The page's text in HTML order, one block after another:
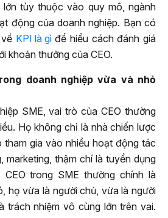
tùy thuộc vào quy mô, ngành
động của doanh nghiệp. Bạn có
KPI là gìđể hiểu cách đánh giá
khoản thưởng của CEO.
doanh nghiệp vừa và nhỏ
SME, vai trò của CEO thường
Họ không chỉ là nhà chiến lược
tham gia vào nhiều hoạt động tác
marketing, thậm chí là tuyển dụng
trong SME thường chính là
họ vừa là người chủ, vừa là người
trách nhiệm vô cùng lớn trên vai.